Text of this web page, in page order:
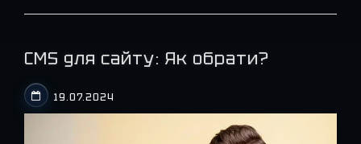
CMS для сайту: Як обрати?
19.07.2024